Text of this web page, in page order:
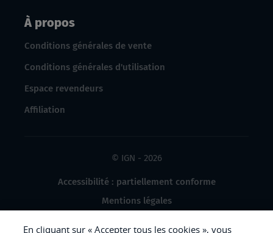
À propos
Conditions générales de vente
Conditions générales d'utilisation
Espace revendeurs
Affiliation
© IGN - 2026
Accessibilité : partiellement conforme
Mentions légales
En cliquant sur « Accepter tous les cookies », vous